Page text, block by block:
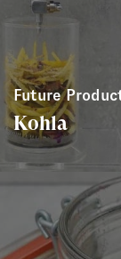
Future
Kohla